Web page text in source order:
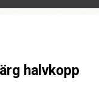
halvkopp